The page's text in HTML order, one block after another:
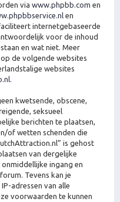
via www.phpbb.com en
en
internetgebaseerde
voor de inhoud
en wat niet. Meer
de volgende websites
websites
.
kwetsende, obscene,
seksueel
berichten te plaatsen,
of wetten schenden die
is gehost
van dergelijke
ingang en
Tevens kan je
adressen van alle
voorwaarden te kunnen